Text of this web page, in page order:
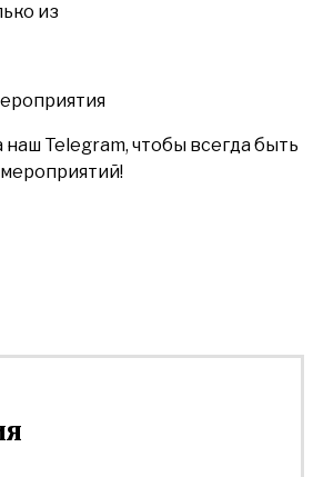
из
Telegram, чтобы всегда быть